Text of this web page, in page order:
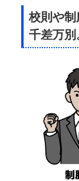
校則や制
千差万